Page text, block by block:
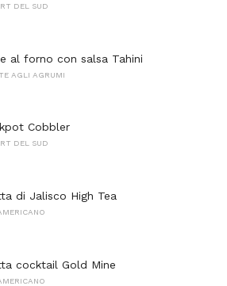
DEL SUD
al forno con salsa Tahini
AGLI AGRUMI
Cobbler
DEL SUD
di Jalisco High Tea
cocktail Gold Mine